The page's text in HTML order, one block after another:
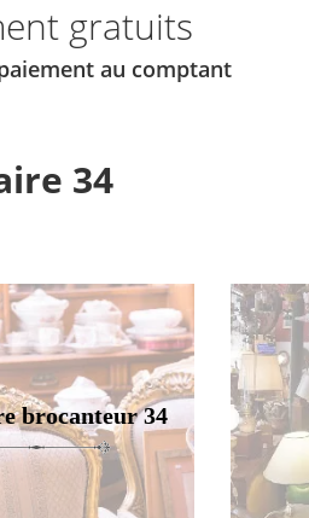
gratuits
au comptant
34
brocanteur 34